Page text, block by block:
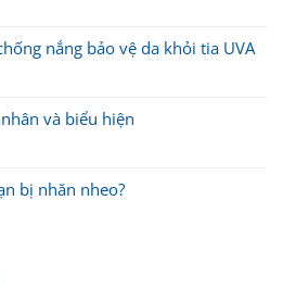
nắng bảo vệ da khỏi tia UVA
và biểu hiện
bị nhăn nheo?